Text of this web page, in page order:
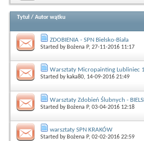
Tytuł / Autor wątku
ZDOBIENIA - SPN Bielsko-Biała
Started by Bożena P, 27-11-2016 11:17
Warsztaty Micropainting Lubliniec
Started by kaka80, 14-09-2016 21:49
Warsztaty Zdobień Ślubnych -
Started by Bożena P, 03-04-2016 12:18
warsztaty SPN KRAKÓW
Started by Bożena P, 02-02-2016 22:59